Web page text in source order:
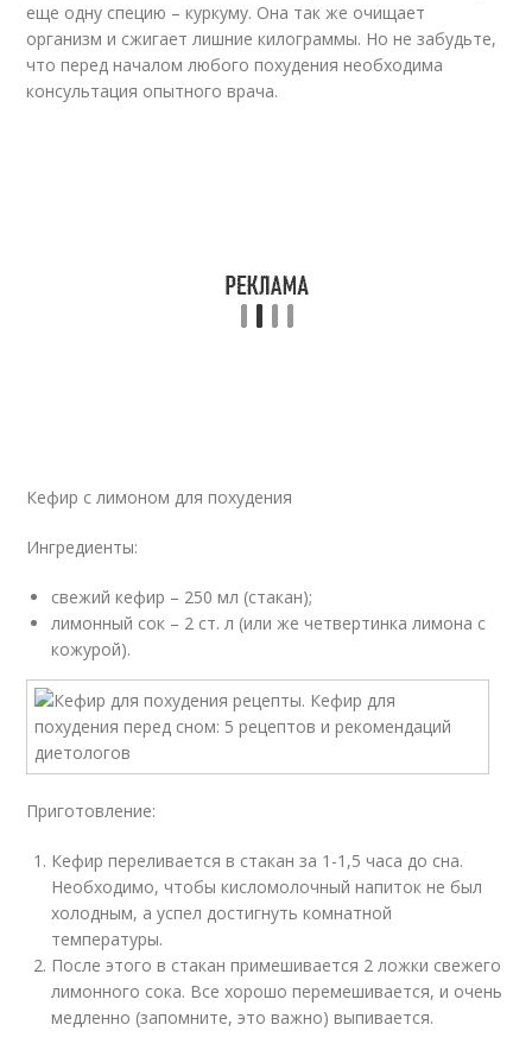
еще одну специю – куркуму. Она так же очищает
организм и сжигает лишние килограммы. Но не забудьте,
что перед началом любого похудения необходима
консультация опытного врача.
Кефир с лимоном для похудения
Ингредиенты:
свежий кефир – 250 мл (стакан);
лимонный сок – 2 ст. л (или же четвертинка лимона с
кожурой).
Приготовление:
Кефир переливается в стакан за 1-1,5 часа до сна.
Необходимо, чтобы кисломолочный напиток не был
холодным, а успел достигнуть комнатной
температуры.
После этого в стакан примешивается 2 ложки свежего
лимонного сока. Все хорошо перемешивается, и очень
медленно (запомните, это важно) выпивается.